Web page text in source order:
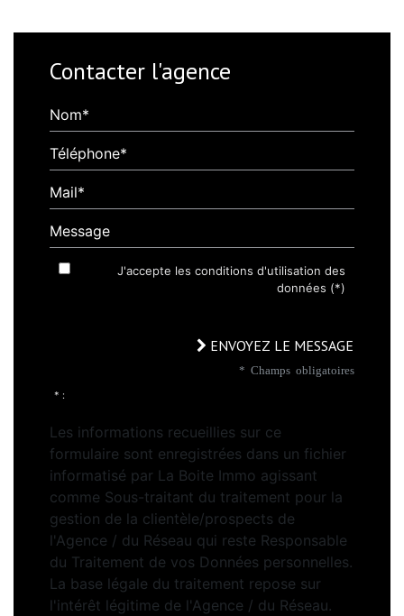
Contacter l'agence
Nom*
Téléphone*
Mail*
Message
J'accepte les conditions d'utilisation des
données (*)
ENVOYEZ LE MESSAGE
* Champs obligatoires
* :
Les informations recueillies sur ce
formulaire sont enregistrées dans un fichier
informatisé par La Boite Immo agissant
comme Sous-traitant du traitement pour la
gestion de la clientèle/prospects de
l'Agence / du Réseau qui reste Responsable
du Traitement de vos Données personnelles.
La base légale du traitement repose sur
l'intérêt légitime de l'Agence / du Réseau.